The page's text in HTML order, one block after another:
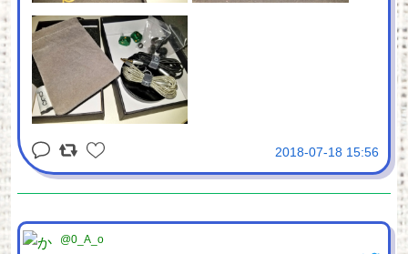
2018-07-18 15:56
@0_A_o